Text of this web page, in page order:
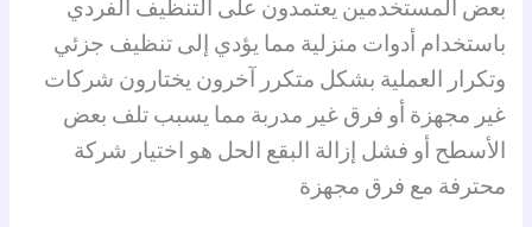
بعض المستخدمين يعتمدون على التنظيف الفردي
باستخدام أدوات منزلية مما يؤدي إلى تنظيف جزئي
وتكرار العملية بشكل متكرر آخرون يختارون شركات
غير مجهزة أو فرق غير مدربة مما يسبب تلف بعض
الأسطح أو فشل إزالة البقع الحل هو اختيار شركة
محترفة مع فرق مجهزة